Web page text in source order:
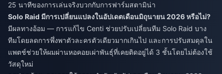
25 นาทีของการเล่นจริงบวกกับการฟาร์มสตามิน่า
Solo Raid มีการเปลี่ยนแปลงในอัปเดตเดือนมิถุนายน 2026 หรือไม่?
มีผลทางอ้อม — การแก้ไข Centi ช่วยปรับเปลี่ยนทีม Solo Raid บาง
ทีมโดยลดการพึ่งพาตัวละครตัวเดียวมากเกินไป และการปรับสมดุลใน
แพตช์ช่วยให้ผมผ่านหอคอยเผ่าพันธุ์ที่เคยติดอยู่ได้ 3 ชั้นโดยไม่ต้องใช้
วัสดุใหม่